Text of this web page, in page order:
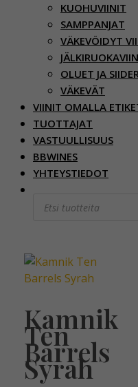
KUOHUVIINIT
SAMPPANJAT
VÄKEVÖIDYT
OLUET JA
VÄKEVÄT
VIINIT OMALLA
TUOTTAJAT
VASTUULLISUUS
BBWINES
YHTEYSTIEDOT
search
Château
Kamnik
Orange
Kuiva, kukkainen,
hedelmäinen,
aprikoosinen,
hunajainen,
mausteinen.
Kamnik
Ten
Barrels
Syrah